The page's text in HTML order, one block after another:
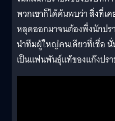
พวกเขาก็ได้ค้นพบว่า สิ่งที่เ
หลุดออกมาจนต้องพึ่งนักปร
นำทีมผู้ใหญ่คนเดียวที่เชื่อ นั่
เป็นแฟนพันธุ์แท้ของแก๊งปร